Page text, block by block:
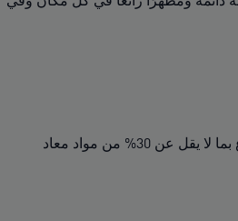
منتج مصنوع بما لا يقل عن 30% من مواد معاد